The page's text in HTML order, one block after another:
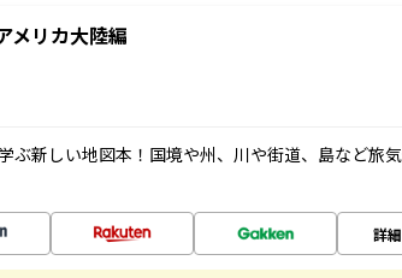
リカ大陸編
ぶ新しい地図本！国境や州、川や街道、島など旅
詳